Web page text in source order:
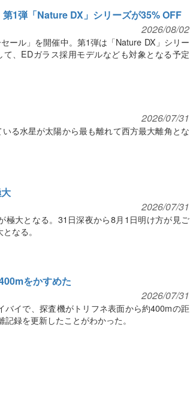
1弾「Nature DX」シリーズが35% OFF
2026/08/02
ール」を開催中。第1弾は「Nature DX」シリー
、EDガラス採用モデルなども対象となる予定
2026/07/31
る水星が太陽から最も離れて西方最大離角とな
2026/07/31
大となる。31日深夜から8月1日明け方が見ご
なる。
をかすめた
2026/07/31
バイで、探査機がトリフネ表面から約400mの距
録を更新したことがわかった。